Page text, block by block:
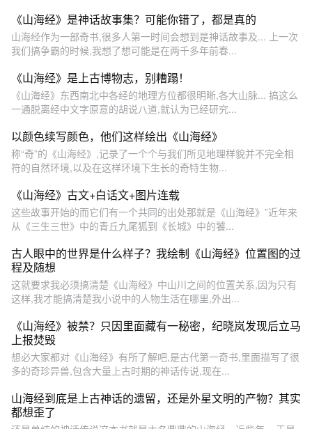
《山海经》是神话故事集？可能你错了，都是真的
山海经作为一部奇书,很多人第一时间会想到是神话故事及... 上一次
我们搞争霸的时候,我想了想可能是在两千多年前春...
《山海经》是上古博物志，别糟蹋！
《山海经》东西南北中各经的地理方位都很明晰,各大山脉... 搞这么
一通脱离经中文字原意的胡说八道,就认为已经研究...
以颜色续写颜色，他们这样绘出《山海经》
称“奇”的《山海经》,记录了一个个与我们所见地理样貌并不完全相
符的自然环境,以及在这样环境下生长的奇特生物...
《山海经》古文+白话文+图片连载
这些故事开始的而它们有一个共同的出处那就是《山海经》”近年来
从《三生三世》中的青丘九尾狐到《长城》中的饕...
古人眼中的世界是什么样子？我绘制《山海经》位置图的过
程及随想
这就要求我必须搞清楚《山海经》中山川之间的位置关系,因为只有
这样,我才能搞清楚我小说中的人物生活在哪里,外出...
《山海经》被禁？只因里面藏有一秘密，纪晓岚发现后立马
上报焚毁
想必大家都对《山海经》有所了解吧,是古代第一奇书,里面描写了很
多的奇珍异兽,包含大量上古时期的神话传说,现在...
山海经到底是上古神话的遗留，还是外星文明的产物？其实
都想歪了